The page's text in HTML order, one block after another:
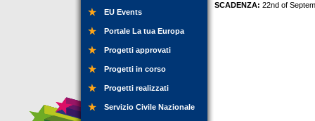
EU Events
Portale La tua Europa
Progetti approvati
Progetti in corso
Progetti realizzati
Servizio Civile Nazionale
SCADENZA: 22nd of